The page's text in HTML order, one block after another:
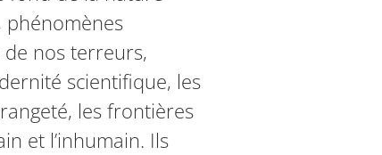
phénomènes
de nos terreurs,
scientifique, les
les frontières
et l’inhumain. Ils